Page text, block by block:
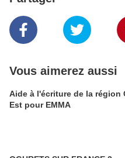
Vous aimerez aussi
Aide à l'écriture de la région
Est pour EMMA